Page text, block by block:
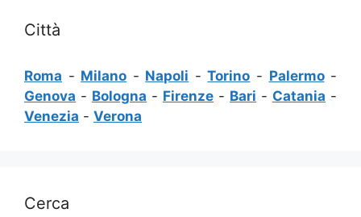
Città
Roma - Milano - Napoli -Torino - Palermo-
Genova - Bologna - Firenze - Bari - Catania -
Venezia - Verona
Cerca